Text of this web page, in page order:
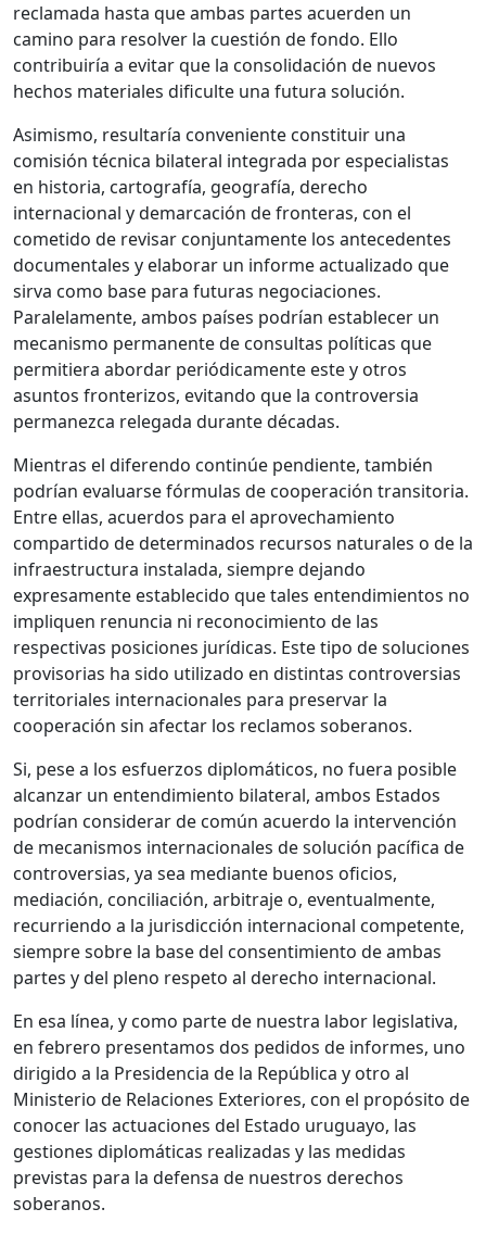
reclamada hasta que ambas partes acuerden un
camino para resolver la cuestión de fondo. Ello
contribuiría a evitar que la consolidación de nuevos
hechos materiales dificulte una futura solución.
Asimismo, resultaría conveniente constituir una
comisión técnica bilateral integrada por especialistas
en historia, cartografía, geografía, derecho
internacional y demarcación de fronteras, con el
cometido de revisar conjuntamente los antecedentes
documentales y elaborar un informe actualizado que
sirva como base para futuras negociaciones.
Paralelamente, ambos países podrían establecer un
mecanismo permanente de consultas políticas que
permitiera abordar periódicamente este y otros
asuntos fronterizos, evitando que la controversia
permanezca relegada durante décadas.
Mientras el diferendo continúe pendiente, también
podrían evaluarse fórmulas de cooperación transitoria.
Entre ellas, acuerdos para el aprovechamiento
compartido de determinados recursos naturales o de la
infraestructura instalada, siempre dejando
expresamente establecido que tales entendimientos no
impliquen renuncia ni reconocimiento de las
respectivas posiciones jurídicas. Este tipo de soluciones
provisorias ha sido utilizado en distintas controversias
territoriales internacionales para preservar la
cooperación sin afectar los reclamos soberanos.
Si, pese a los esfuerzos diplomáticos, no fuera posible
alcanzar un entendimiento bilateral, ambos Estados
podrían considerar de común acuerdo la intervención
de mecanismos internacionales de solución pacífica de
controversias, ya sea mediante buenos oficios,
mediación, conciliación, arbitraje o, eventualmente,
recurriendo a la jurisdicción internacional competente,
siempre sobre la base del consentimiento de ambas
partes y del pleno respeto al derecho internacional.
En esa línea, y como parte de nuestra labor legislativa,
en febrero presentamos dos pedidos de informes, uno
dirigido a la Presidencia de la República y otro al
Ministerio de Relaciones Exteriores, con el propósito de
conocer las actuaciones del Estado uruguayo, las
gestiones diplomáticas realizadas y las medidas
previstas para la defensa de nuestros derechos
soberanos.